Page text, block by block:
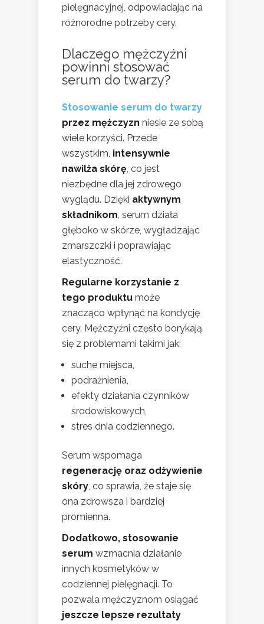
pielęgnacyjnej, odpowiadając na
różnorodne potrzeby cery.
Dlaczego mężczyźni
powinni stosować
serum do twarzy?
Stosowanie serum do twarzy
przez mężczyzn niesie ze sobą
wiele korzyści. Przede
wszystkim, intensywnie
nawilża skórę, co jest
niezbędne dla jej zdrowego
wyglądu. Dzięki aktywnym
składnikom, serum działa
głęboko w skórze, wygładzając
zmarszczki i poprawiając
elastyczność.
Regularne korzystanie z
tego produktu może
znacząco wpłynąć na kondycję
cery. Mężczyźni często borykają
się z problemami takimi jak:
suche miejsca,
podrażnienia,
efekty działania czynników
środowiskowych,
stres dnia codziennego.
Serum wspomaga
regenerację oraz odżywienie
skóry, co sprawia, że staje się
ona zdrowsza i bardziej
promienna.
Dodatkowo, stosowanie
serum wzmacnia działanie
innych kosmetyków w
codziennej pielęgnacji. To
pozwala mężczyznom osiągać
jeszcze lepsze rezultaty